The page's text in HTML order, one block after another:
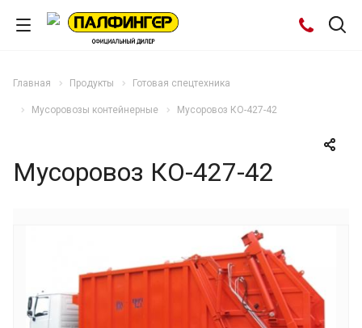
Главная Продукты Готовая спецтехника
Мусоровозы контейнерные Мусоровоз КО-427-42
Мусоровоз КО-427-42